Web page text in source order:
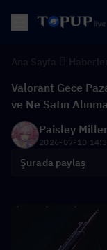
Valorant Gece
ve Ne Satın
Paisley Miller
2026-07-10
Şurada paylaş